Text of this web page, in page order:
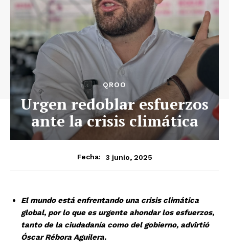
QROO
Urgen redoblar esfuerzos
ante la crisis climática
Fecha: 3 junio, 2025
El mundo está enfrentando una crisis climática
global, por lo que es urgente ahondar los esfuerzos,
tanto de la ciudadanía como del gobierno, advirtió
Óscar Rébora Aguilera.